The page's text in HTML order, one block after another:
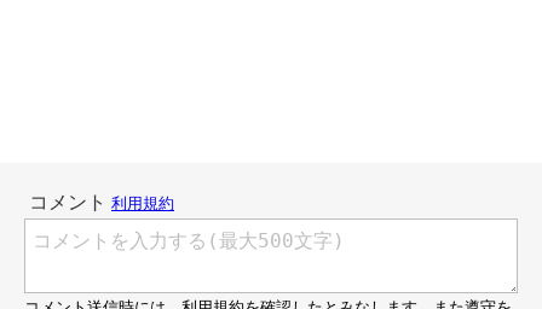
↑分厚いデバイスだとヒゲにあたるのが気になるらしく、「もっと薄くし